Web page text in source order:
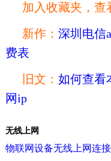
加入收藏夹，查
新作： 深圳电信
费表
旧文： 如何查看
网ip
无线上网
物联网设备无线上网连